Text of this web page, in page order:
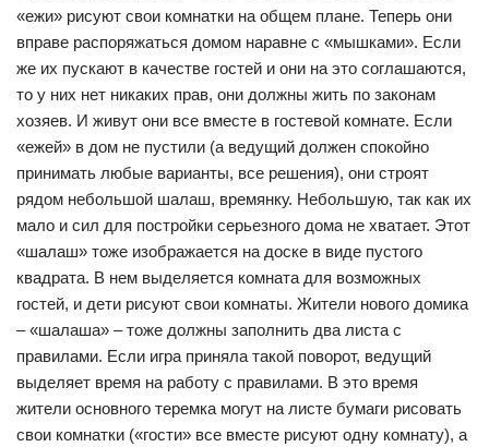
«ежи» рисуют свои комнатки на общем плане. Теперь они
вправе распоряжаться домом наравне с «мышками». Если
же их пускают в качестве гостей и они на это соглашаются,
то у них нет никаких прав, они должны жить по законам
хозяев. И живут они все вместе в гостевой комнате. Если
«ежей» в дом не пустили (а ведущий должен спокойно
принимать любые варианты, все решения), они строят
рядом небольшой шалаш, времянку. Небольшую, так как их
мало и сил для постройки серьезного дома не хватает. Этот
«шалаш» тоже изображается на доске в виде пустого
квадрата. В нем выделяется комната для возможных
гостей, и дети рисуют свои комнаты. Жители нового домика
– «шалаша» – тоже должны заполнить два листа с
правилами. Если игра приняла такой поворот, ведущий
выделяет время на работу с правилами. В это время
жители основного теремка могут на листе бумаги рисовать
свои комнатки («гости» все вместе рисуют одну комнату), а